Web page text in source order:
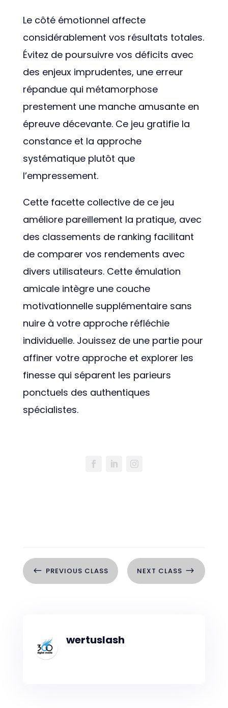
Le côté émotionnel affecte
considérablement vos résultats totales.
Évitez de poursuivre vos déficits avec
des enjeux imprudentes, une erreur
répandue qui métamorphose
prestement une manche amusante en
épreuve décevante. Ce jeu gratifie la
constance et la approche
systématique plutôt que
l’empressement.
Cette facette collective de ce jeu
améliore pareillement la pratique, avec
des classements de ranking facilitant
de comparer vos rendements avec
divers utilisateurs. Cette émulation
amicale intègre une couche
motivationnelle supplémentaire sans
nuire à votre approche réfléchie
individuelle. Jouissez de une partie pour
affiner votre approche et explorer les
finesse qui séparent les parieurs
ponctuels des authentiques
spécialistes.
# PREVIOUS CLASS NEXT CLASS $
wertuslash